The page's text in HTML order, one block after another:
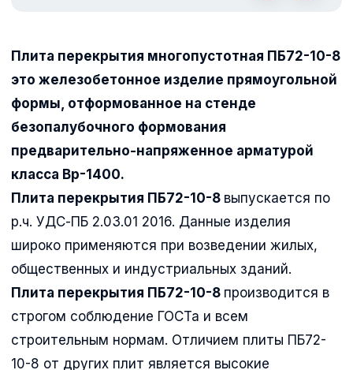
Плита перекрытия многопустотная ПБ72-10-8
это железобетонное изделие прямоугольной
формы, отформованное на стенде
безопалубочного формования
предварительно-напряженное арматурой
класса Вр-1400.
Плита перекрытия ПБ72-10-8 выпускается по
р.ч. УДС-ПБ 2.03.01 2016. Данные изделия
широко применяются при возведении жилых,
общественных и индустриальных зданий.
Плита перекрытия ПБ72-10-8 производится в
строгом соблюдение ГОСТа и всем
строительным нормам. Отличием плиты ПБ72-
10-8 от других плит является высокие